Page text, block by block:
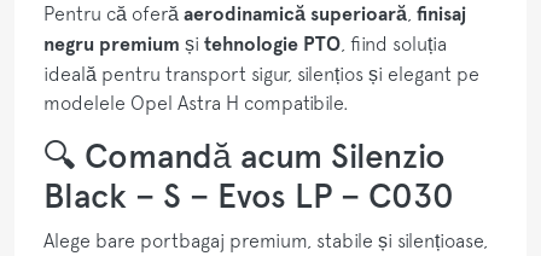
Pentru că oferă aerodinamică superioară finisaj
negru premium și tehnologie PTO , fiind soluția
ideală pentru transport sigur, silențios și elegant pe
modelele Opel Astra H compatibile.
🔍 Comandă acum Silenzio
Black – S – Evos LP – C030
Alege bare portbagaj premium, stabile și silențioase,